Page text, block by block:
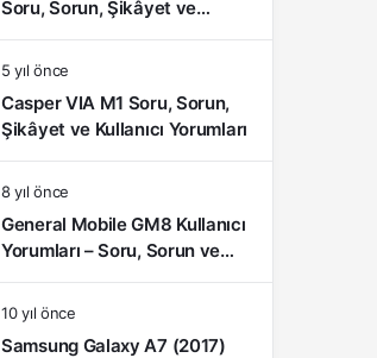
Soru, Sorun, Şikâyet ve
Kullanıcı Yorumları
5 yıl önce
Casper VIA M1 Soru, Sorun,
Şikâyet ve Kullanıcı Yorumları
8 yıl önce
General Mobile GM8 Kullanıcı
Yorumları – Soru, Sorun ve
Şikâyetler
10 yıl önce
Samsung Galaxy A7 (2017)